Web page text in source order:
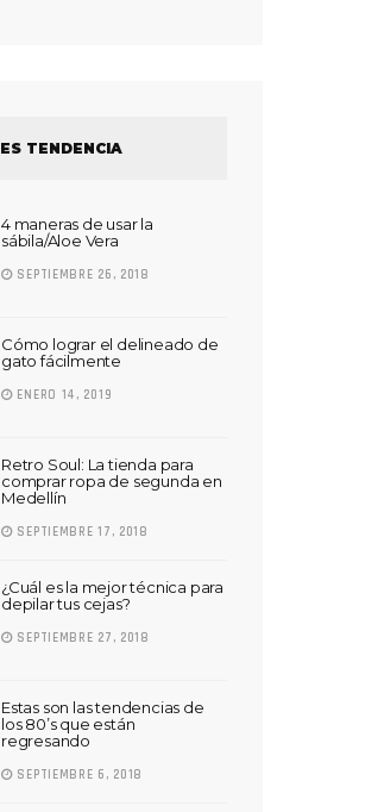
ES TENDENCIA
4 maneras de usar la
sábila/Aloe Vera
SEPTIEMBRE 26, 2018
Cómo lograr el delineado de
gato fácilmente
ENERO 14, 2019
Retro Soul: La tienda para
comprar ropa de segunda en
Medellín
SEPTIEMBRE 17, 2018
¿Cuál es la mejor técnica para
depilar tus cejas?
SEPTIEMBRE 27, 2018
Estas son las tendencias de
los 80’s que están
regresando
SEPTIEMBRE 6, 2018